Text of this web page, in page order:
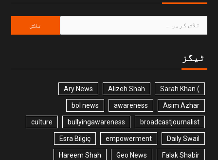
ٹیگز
) Sarah Khan
Alizeh Shah
Ary News
Asim Azhar
awareness
bol news
broadcastjournalist
bullyingawareness
culture
Daily Swail
empowerment
Esra Bilgiç
Falak Shabir
Geo News
Hareem Shah